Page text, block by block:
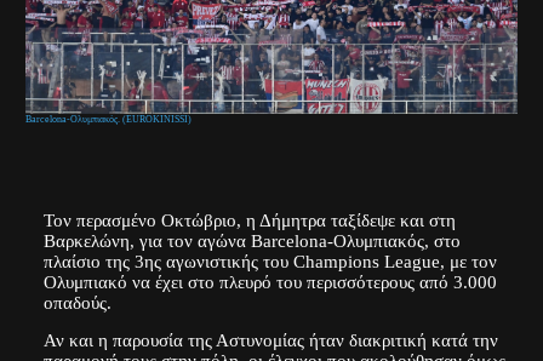
Barcelona-Ολυμπιακός. (EUROKINISSI)
Τον περασμένο Οκτώβριο, η Δήμητρα ταξίδεψε και στη
Βαρκελώνη, για τον αγώνα Barcelona-Ολυμπιακός, στο
πλαίσιο της 3ης αγωνιστικής του Champions League, με τον
Ολυμπιακό να έχει στο πλευρό του περισσότερους από 3.000
οπαδούς.
Αν και η παρουσία της Αστυνομίας ήταν διακριτική κατά την